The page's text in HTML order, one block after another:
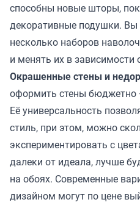
способны новые шторы,
декоративные подушки. Вы
несколько наборов
и менять их в зависимости
Окрашенные стены и
оформить стены бюджетно
Её универсальность
стиль, при этом, можно
экспериментировать с
далеки от идеала, лучше
на обоях. Современные
дизайном могут по цене